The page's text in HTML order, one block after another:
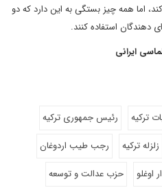
اما همه چیز بستگی به این دارد که دو
دهندگان استفاده کنند.
ایرانی
ترکیه
رئیس جمهوری ترکیه
زلزله ترکیه
رجب طیب اردوغان
اوغلو
حزب عدالت و توسعه